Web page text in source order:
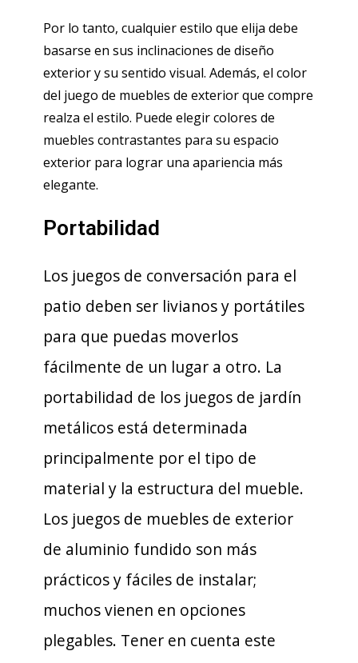
Por lo tanto, cualquier estilo que elija debe
basarse en sus inclinaciones de diseño
exterior y su sentido visual. Además, el color
del juego de muebles de exterior que compre
realza el estilo. Puede elegir colores de
muebles contrastantes para su espacio
exterior para lograr una apariencia más
elegante.
Portabilidad
Los juegos de conversación para el
patio deben ser livianos y portátiles
para que puedas moverlos
fácilmente de un lugar a otro. La
portabilidad de los juegos de jardín
metálicos está determinada
principalmente por el tipo de
material y la estructura del mueble.
Los juegos de muebles de exterior
de aluminio fundido son más
prácticos y fáciles de instalar;
muchos vienen en opciones
plegables. Tener en cuenta este